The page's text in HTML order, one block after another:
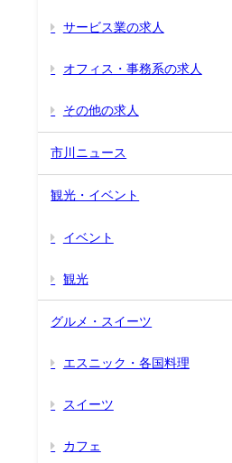
サービス業の求人
オフィス・事務系の求人
その他の求人
市川ニュース
観光・イベント
イベント
観光
グルメ・スイーツ
エスニック・各国料理
スイーツ
カフェ